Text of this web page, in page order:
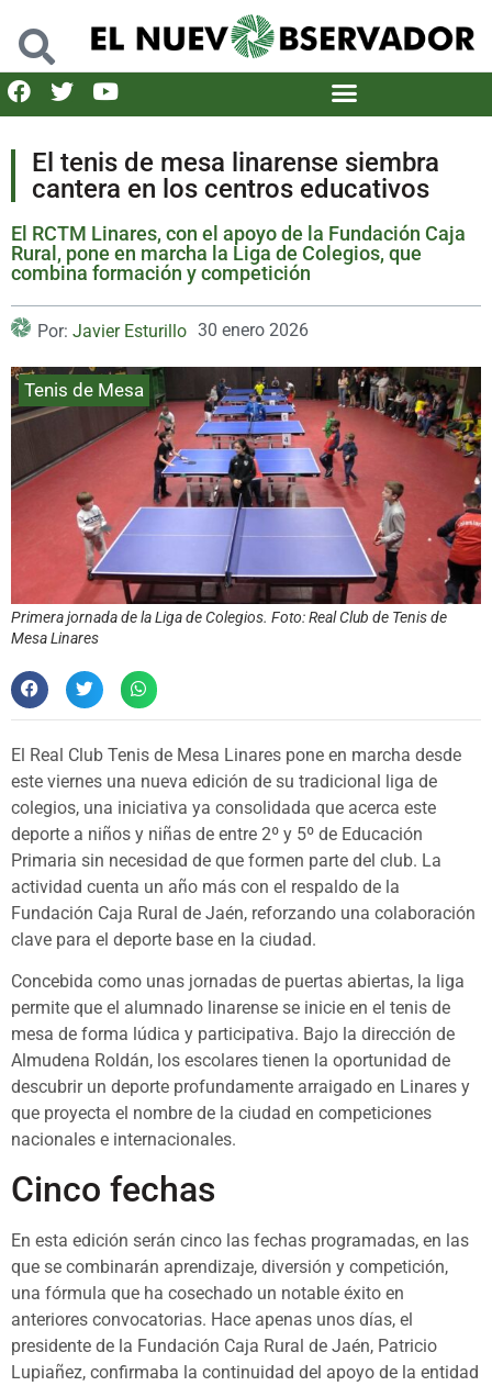
El tenis de mesa linarense siembra
cantera en los centros educativos
El RCTM Linares, con el apoyo de la Fundación Caja
Rural, pone en marcha la Liga de Colegios, que
combina formación y competición
Por: Javier Esturillo 30 enero 2026
Tenis de Mesa
Primera jornada de la Liga de Colegios. Foto: Real Club de Tenis de
Mesa Linares
El Real Club Tenis de Mesa Linares pone en marcha desde
este viernes una nueva edición de su tradicional liga de
colegios, una iniciativa ya consolidada que acerca este
deporte a niños y niñas de entre 2º y 5º de Educación
Primaria sin necesidad de que formen parte del club. La
actividad cuenta un año más con el respaldo de la
Fundación Caja Rural de Jaén, reforzando una colaboración
clave para el deporte base en la ciudad.
Concebida como unas jornadas de puertas abiertas, la liga
permite que el alumnado linarense se inicie en el tenis de
mesa de forma lúdica y participativa. Bajo la dirección de
Almudena Roldán, los escolares tienen la oportunidad de
descubrir un deporte profundamente arraigado en Linares y
que proyecta el nombre de la ciudad en competiciones
nacionales e internacionales.
Cinco fechas
En esta edición serán cinco las fechas programadas, en las
que se combinarán aprendizaje, diversión y competición,
una fórmula que ha cosechado un notable éxito en
anteriores convocatorias. Hace apenas unos días, el
presidente de la Fundación Caja Rural de Jaén, Patricio
Lupiañez, confirmaba la continuidad del apoyo de la entidad